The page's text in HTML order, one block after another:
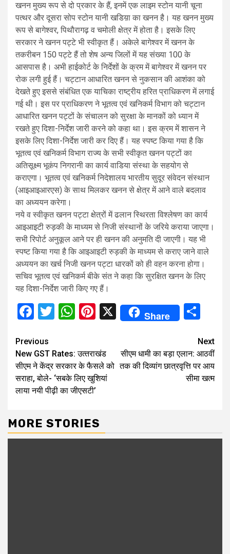
खनन मुख्य रूप से दो प्रकार के हैं, इनमें एक लाइम स्टोन यानी चूना
पत्थर और दूसरा सोप स्टोन यानी खडिय़ा का खनन है। यह खनन मुख्य
रूप से बागेश्वर, पिथौरागढ़ व चमोली क्षेत्र में होता है। इसके लिए
सरकार ने खनन पट्टे भी स्वीकृत हैं। अकेले बागेश्वर में खनन के
तकरीबन 150 पट्टे हैं तो शेष अन्य जिलों में यह संख्या 100 के
आसपास है। अभी हाईकोर्ट के निर्देशों के क्रम में बागेश्वर में खनन पर
रोक लगी हुई हैं। चट्टान आधारित खनन से नुकसान की आशंका को
देखते हुए इससे संबंधित एक याचिका राष्ट्रीय हरित प्राधिकरण में लगाई
गई थी। इस पर प्राधिकरण ने भूतत्व एवं खनिकर्म विभाग को चट्टान
आधारित खनन पट्टों के संचालन को सुरक्षा के मानकों को ध्यान में
रखते हुए दिशा-निर्देश जारी करने को कहा था। इस क्रम में शासन ने
इसके लिए दिशा-निर्देश जारी कर दिए हैं। यह स्पष्ट किया गया है कि
भूतत्व एवं खनिकर्म विभाग राज्य के सभी स्वीकृत खनन पट्टों का
अतिसूक्ष्म भूकंप निगरानी का कार्य वाडिया संस्था के सहयोग से
कराएगा। भूतत्व एवं खनिकर्म निदेशालय भारतीय सुदूर संवेदन संस्थान
(आइआइआरएस) के साथ मिलकर खनन से क्षेत्र में आने वाले बदलाव
का अध्ययन करेगा।
नये व स्वीकृत खनन पट्टा क्षेत्रों में ढलान स्थिरता विश्लेषण का कार्य
आइआइटी रुड़की के माध्यम से निजी संस्थानों के जरिये कराया जाएगा।
सभी रिपोर्ट अनुकूल आने पर ही खनन की अनुमति दी जाएगी। यह भी
स्पष्ट किया गया है कि आइआइटी रुड़की के माध्यम से कराए जाने वाले
अध्ययन का खर्च निजी खनन पट्टा धारकों को ही वहन करना होगा।
सचिव भूतत्व एवं खनिकर्म बीके संत ने कहा कि सुरक्षित खनन के लिए
यह दिशा-निर्देश जारी किए गए हैं।
Facebook
Twitter
WhatsApp
Pinterest
X Share
Continue
Reading
Previous
New GST Rates: उत्‍तराखंड
सीएम ने केंद्र सरकार के फैसले को
सराहा, बोले- ‘सबके लिए खुशियां
लाया नयी पीढ़ी का जीएसटी’
Next
सीएम धामी का बड़ा एलान: आठवीं
तक की दिव्यांग छात्रवृत्ति पर आय
सीमा खत्म
MORE STORIES